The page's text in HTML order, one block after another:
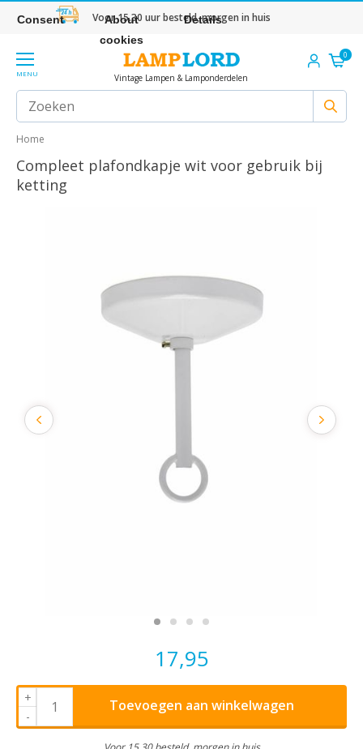
Voor 15.30 uur besteld, morgen in huis
MENU Vintage Lampen & Lamponderdelen
0
Home
Compleet plafondkapje wit voor gebruik bij
ketting
17,95
+
-
Toevoegen aan winkelwagen
Consent
About
cookies
Details